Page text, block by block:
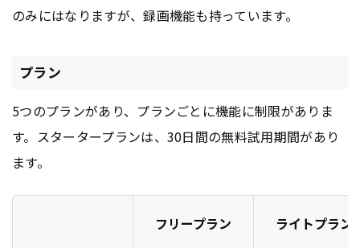
のみにはなりますが、録画機能も持っています。
プラン
5つのプランがあり、プランごとに機能に制限がありま
す。スタータープランは、30日間の無料試用期間があり
ます。
フリープラン ライトプラン